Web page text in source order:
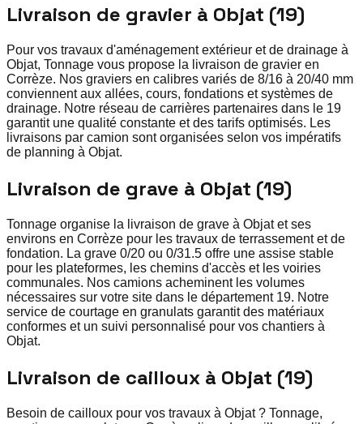
Livraison de gravier à Objat (19)
Pour vos travaux d'aménagement extérieur et de drainage à
Objat, Tonnage vous propose la livraison de gravier en
Corrèze. Nos graviers en calibres variés de 8/16 à 20/40 mm
conviennent aux allées, cours, fondations et systèmes de
drainage. Notre réseau de carrières partenaires dans le 19
garantit une qualité constante et des tarifs optimisés. Les
livraisons par camion sont organisées selon vos impératifs
de planning à Objat.
Livraison de grave à Objat (19)
Tonnage organise la livraison de grave à Objat et ses
environs en Corrèze pour les travaux de terrassement et de
fondation. La grave 0/20 ou 0/31.5 offre une assise stable
pour les plateformes, les chemins d'accès et les voiries
communales. Nos camions acheminent les volumes
nécessaires sur votre site dans le département 19. Notre
service de courtage en granulats garantit des matériaux
conformes et un suivi personnalisé pour vos chantiers à
Objat.
Livraison de cailloux à Objat (19)
Besoin de cailloux pour vos travaux à Objat ? Tonnage,